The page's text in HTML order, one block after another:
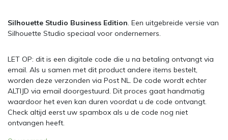
Silhouette Studio Business Edition. Een uitgebreide versie van
Silhouette Studio speciaal voor ondernemers.
LET OP: dit is een digitale code die u na betaling ontvangt via
email. Als u samen met dit product andere items bestelt,
worden deze verzonden via Post NL. De code wordt echter
ALTIJD via email doorgestuurd. Dit proces gaat handmatig
waardoor het even kan duren voordat u de code ontvangt.
Check altijd eerst uw spambox als u de code nog niet
ontvangen heeft.